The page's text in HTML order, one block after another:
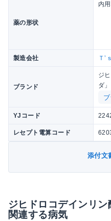
薬の形状
内
製造会社 Ｔ’
ブランド
ジ
ダ
YJコード
レセプト電算コード
添付文
ジヒドロコデインリ
関連する病気